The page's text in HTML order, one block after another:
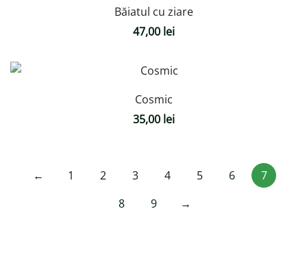
Băiatul cu ziare
47,00 lei
Cosmic
35,00 lei
← 1 2 3 4 5 6
7
8
9 →